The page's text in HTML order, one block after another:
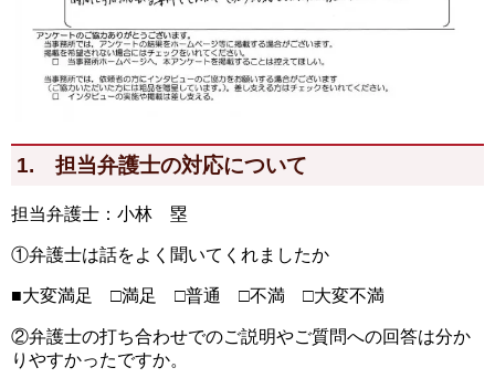
1. 担当弁護士の対応について
担当弁護士：小林 塁
①弁護士は話をよく聞いてくれましたか
■大変満足 □満足 □普通 □不満 □大変不満
②弁護士の打ち合わせでのご説明やご質問への回答は分か
りやすかったですか。